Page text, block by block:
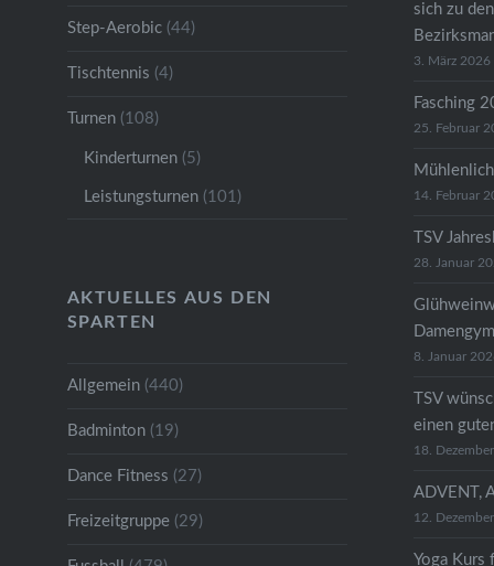
Step-Aerobic(44)
Tischtennis (4)
Turnen(108)
Kinderturnen(5)
Leistungsturnen(101)
sich zu den
3. März 2026
Fasching
25. Februar
14. Februar
TSV
28. Januar
8. Januar
TSV
einen
18.
ADVENT,
12.
Yoga Kurs
AKTUELLES AUS DEN
SPARTEN
Allgemein(440)
Badminton(19)
Dance Fitness (27)
Freizeitgruppe(29)